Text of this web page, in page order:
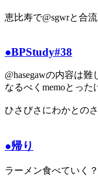
恵比寿で@sgwrと合
●BPStudy#38
@hasegawの内容は難
なるべくmemoとっ
ひさびさにわかとの
●帰り
ラーメン食べていく